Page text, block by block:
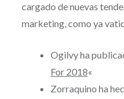
cargado de nuevas
marketing, como ya
Ogilvy ha
For 2018«
Zorraquino ha